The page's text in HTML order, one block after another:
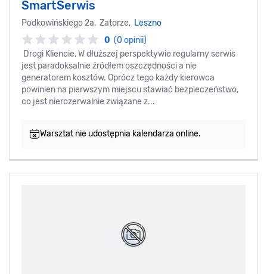
SmartSerwis
Podkowińskiego 2a, Zatorze, Leszno
0 (0 opinii)
Drogi Kliencie, W dłuższej perspektywie regularny serwis
jest paradoksalnie źródłem oszczędności a nie
generatorem kosztów. Oprócz tego każdy kierowca
powinien na pierwszym miejscu stawiać bezpieczeństwo,
co jest nierozerwalnie związane z...
Warsztat nie udostępnia kalendarza online.